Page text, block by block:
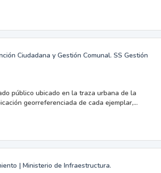
Ciudadana y Gestión Comunal. SS Gestión
público ubicado en la traza urbana de la
georreferenciada de cada ejemplar,...
| Ministerio de Infraestructura.